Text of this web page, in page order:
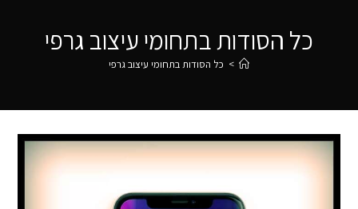
כל הסודות בתחומי עיצוב גרפי
> כל הסודות בתחומי עיצוב גרפי